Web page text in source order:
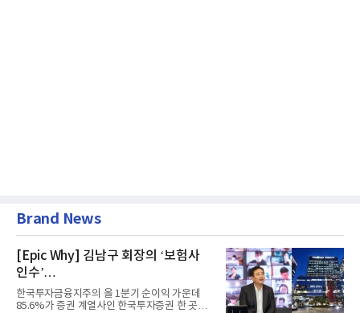
Brand News
[Epic Why] 김남구 회장의 ‘보험사
인수’
발걸음이 신중해진 배경은?
한국투자금융지주의 올 1분기 순이익 가운데
85.6%가 증권 계열사인 한국투자증권 한 곳에